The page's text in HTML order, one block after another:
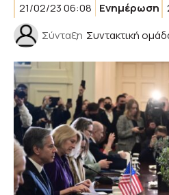
21/02/23 06:08
Ενημέρωση
Σύνταξη Συντακτική